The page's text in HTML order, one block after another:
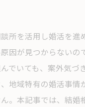
所を活用し婚活を進
因が見つからないの
でいても、案外気づ
地域特有の婚活事情
。本記事では、結婚